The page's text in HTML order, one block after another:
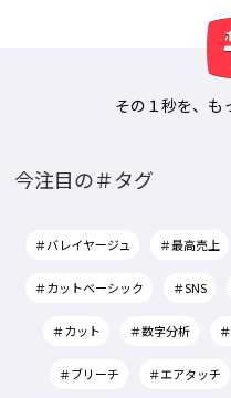
その１秒を、も
今注目の＃タグ
＃バレイヤージュ ＃最高売上
＃カットベーシック ＃SNS
＃カット ＃数字分析
＃ブリーチ ＃エアタッチ